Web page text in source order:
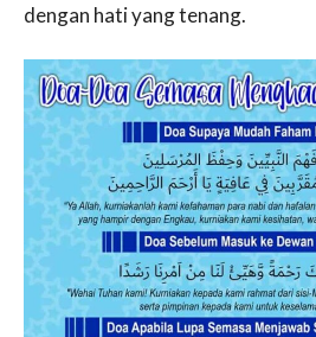
dengan hati yang tenang.